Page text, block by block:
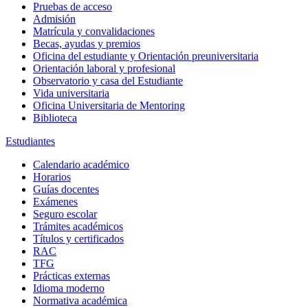
Pruebas de acceso
Admisión
Matrícula y convalidaciones
Becas, ayudas y premios
Oficina del estudiante y Orientación preuniversitaria
Orientación laboral y profesional
Observatorio y casa del Estudiante
Vida universitaria
Oficina Universitaria de Mentoring
Biblioteca
Estudiantes
Calendario académico
Horarios
Guías docentes
Exámenes
Seguro escolar
Trámites académicos
Títulos y certificados
RAC
TFG
Prácticas externas
Idioma moderno
Normativa académica